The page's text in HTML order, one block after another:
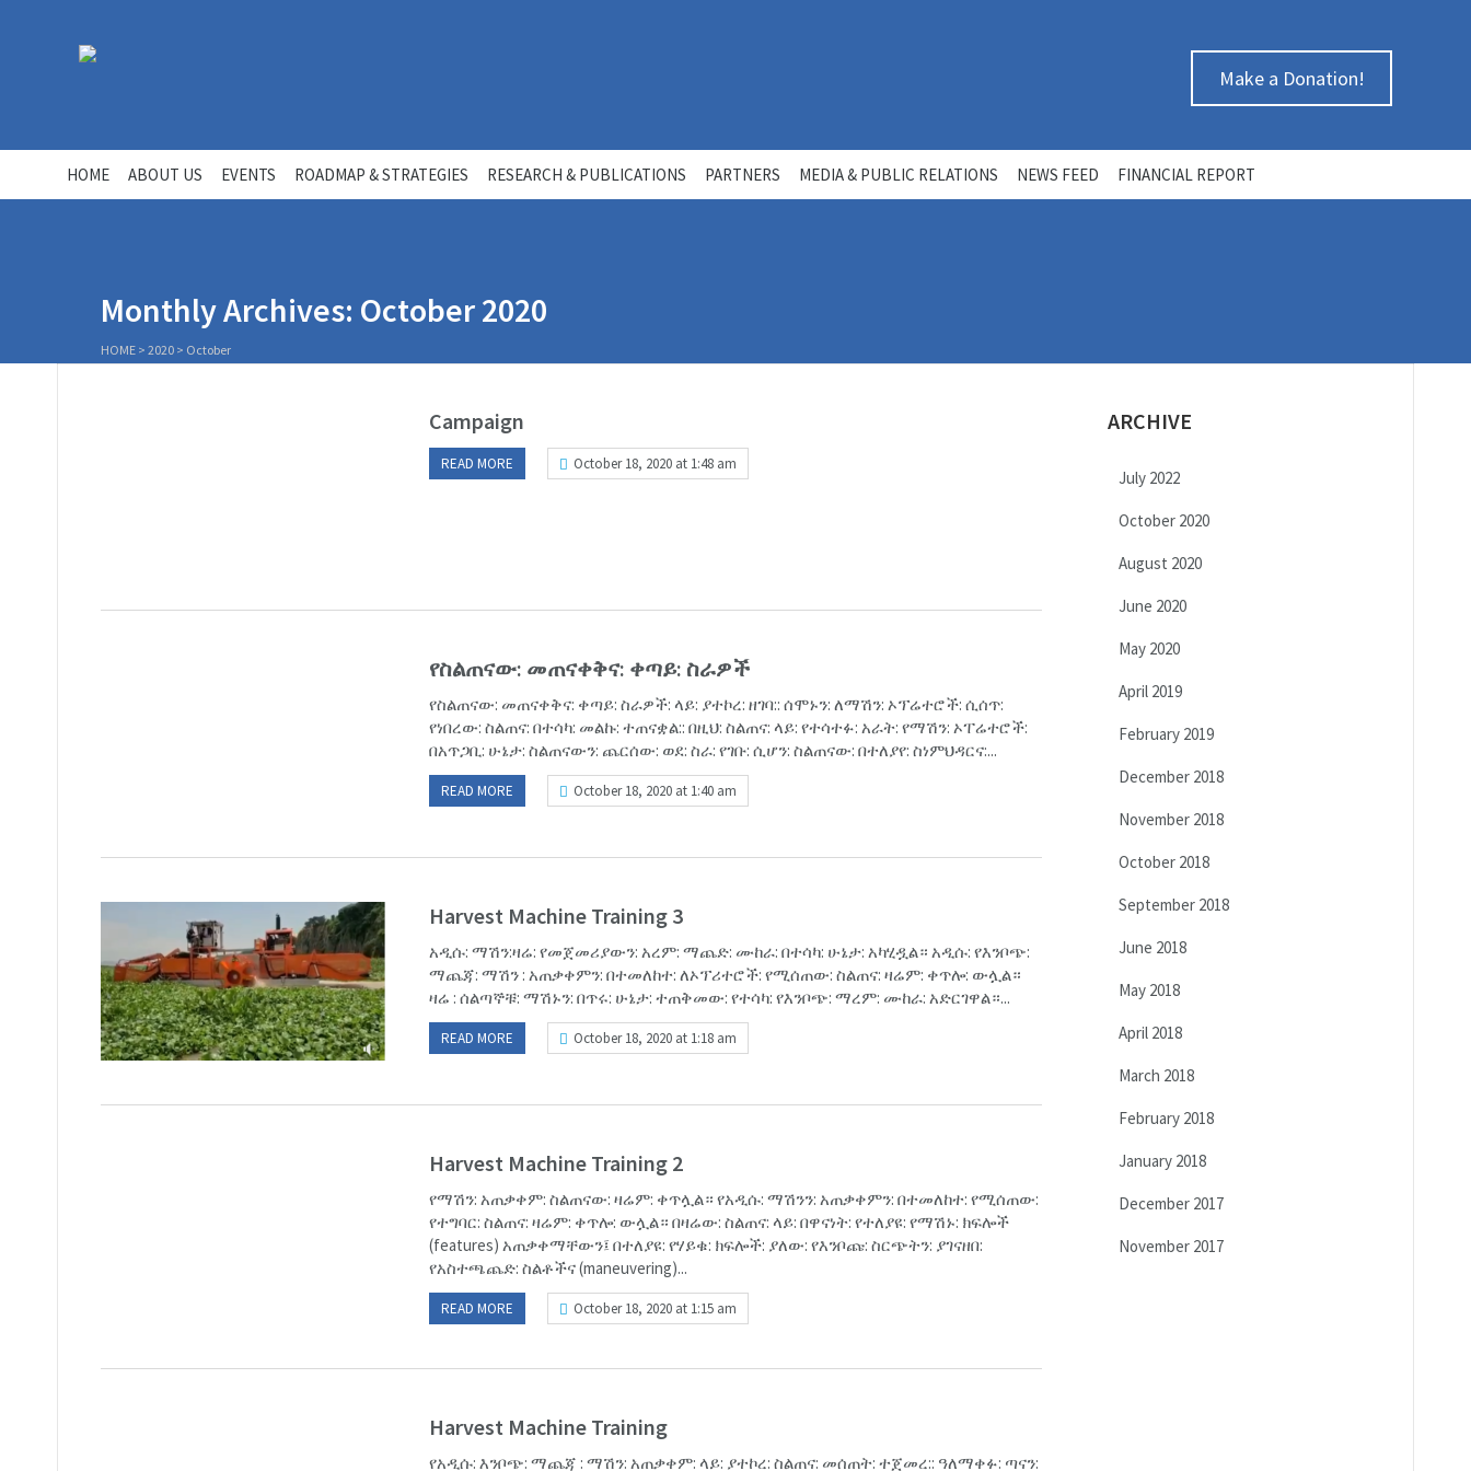
Make a Donation!
HOME ABOUT US EVENTS ROADMAP & STRATEGIES RESEARCH & PUBLICATIONS PARTNERS MEDIA & PUBLIC RELATIONS NEWS FEED FINANCIAL REPORT
Monthly Archives: October 2020
HOME > 2020 > October
Campaign
READ MORE October 18, 2020 at 1:48 am
የስልጠናው: መጠናቀቅና: ቀጣይ: ስራዎች
የስልጠናው: መጠናቀቅና: ቀጣይ: ስራዎች: ላይ: ያተኮረ: ዘገባ:: ሰሞኑን: ለማሽን: ኦፕሬተሮች: ሲሰጥ:
የነበረው: ስልጠና: በተሳካ: መልኩ: ተጠናቋል:: በዚህ: ስልጠና: ላይ: የተሳተፉ: አራት: የማሽን: ኦፐሬተሮች:
በአጥጋቢ: ሁኔታ: ስልጠናውን: ጨርሰው: ወደ: ስራ: የገቡ: ሲሆን: ስልጠናው: በተለያየ: ስነምህዳርና:...
READ MORE October 18, 2020 at 1:40 am
Harvest Machine Training 3
አዲሱ: ማሽን:ዛሬ: የመጀመሪያውን: አረም: ማጨድ: ሙከራ: በተሳካ: ሁኔታ: አካሂዷል። አዲሱ: የእንቦጭ:
ማጨጃ: ማሽን : አጠቃቀምን: በተመለከተ: ለኦፕሪተሮች: የሚሰጠው: ስልጠና: ዛሬም: ቀጥሎ: ውሏል።
ዛሬ : ሰልጣኞቹ: ማሽኑን: በጥሩ: ሁኔታ: ተጠቅመው: የተሳካ: የእንቦጭ: ማረም: ሙከራ: አድርገዋል።...
READ MORE October 18, 2020 at 1:18 am
Harvest Machine Training 2
የማሽን: አጠቃቀም: ስልጠናው: ዛሬም: ቀጥሏል። የአዲሱ: ማሽንን: አጠቃቀምን: በተመለከተ: የሚሰጠው:
የተግባር: ስልጠና: ዛሬም: ቀጥሎ: ውሏል። በዛሬው: ስልጠና: ላይ: በዋናነት: የተለያዩ: የማሽኑ: ክፍሎች
(features) አጠቃቀማቸውን፤ በተለያዩ: የሃይቁ: ክፍሎች: ያለው: የእንቦጩ: ስርጭትን: ያገናዘበ:
የአስተጫጨድ: ስልቶችና (maneuvering)...
READ MORE October 18, 2020 at 1:15 am
Harvest Machine Training
የአዲሱ: እንቦጭ: ማጨጃ : ማሽን: አጠቃቀም: ላይ: ያተኮረ: ስልጠና: መሰጠት: ተጀመረ:: ዓለማቀፉ: ጣናን:
ARCHIVE
July 2022
October 2020
August 2020
June 2020
May 2020
April 2019
February 2019
December 2018
November 2018
October 2018
September 2018
June 2018
May 2018
April 2018
March 2018
February 2018
January 2018
December 2017
November 2017